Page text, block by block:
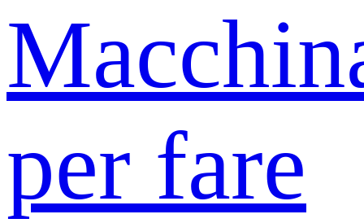
per fare